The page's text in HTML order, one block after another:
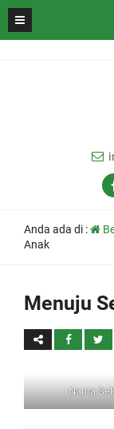
Anda ada di :
Anak
Menuju
Nama